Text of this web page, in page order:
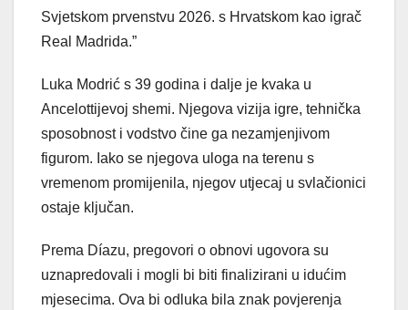
Svjetskom prvenstvu 2026. s Hrvatskom kao igrač
Real Madrida.”
Luka Modrić s 39 godina i dalje je kvaka u
Ancelottijevoj shemi. Njegova vizija igre, tehnička
sposobnost i vodstvo čine ga nezamjenjivom
figurom. Iako se njegova uloga na terenu s
vremenom promijenila, njegov utjecaj u svlačionici
ostaje ključan.
Prema Díazu, pregovori o obnovi ugovora su
uznapredovali i mogli bi biti finalizirani u idućim
mjesecima. Ova bi odluka bila znak povjerenja